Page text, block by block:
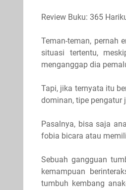
Review Buku: 365
Teman-teman, pernah
situasi tertentu,
menganggap dia
Tapi, jika ternyata itu
dominan, tipe pengatur
Pasalnya, bisa saja
fobia bicara atau
Sebuah gangguan
kemampuan
tumbuh kembang